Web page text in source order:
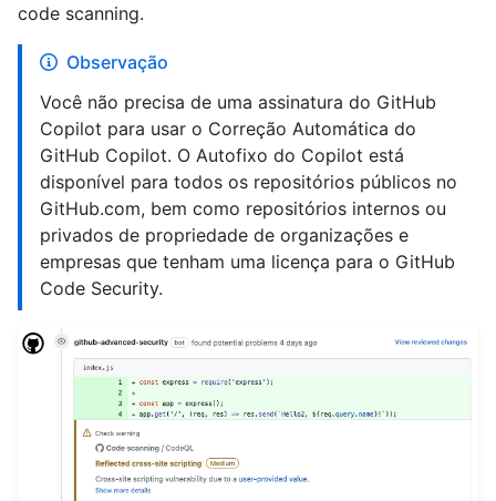
code scanning.
Observação
Você não precisa de uma assinatura do GitHub
Copilot para usar o Correção Automática do
GitHub Copilot. O Autofixo do Copilot está
disponível para todos os repositórios públicos no
GitHub.com, bem como repositórios internos ou
privados de propriedade de organizações e
empresas que tenham uma licença para o GitHub
Code Security.